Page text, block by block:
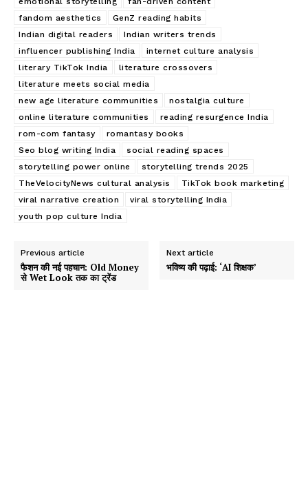
fandom aesthetics
GenZ reading habits
Indian digital readers
Indian writers trends
influencer publishing India
internet culture analysis
literary TikTok India
literature crossovers
literature meets social media
new age literature communities
nostalgia culture
online literature communities
reading resurgence India
rom-com fantasy
romantasy books
Seo blog writing India
social reading spaces
storytelling power online
storytelling trends 2025
TheVelocityNews cultural analysis
TikTok book marketing
viral narrative creation
viral storytelling India
youth pop culture India
Previous article
फैशन की नई पहचान: Old Money
से Wet Look तक का ट्रेंड
Next article
भविष्य की पढ़ाई: ‘AI शिक्षक’